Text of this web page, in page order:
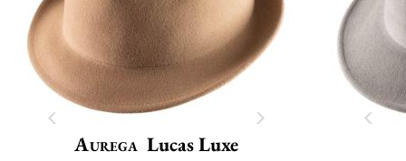
Aurega Lucas Luxe